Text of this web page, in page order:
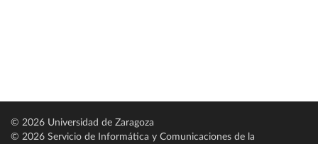
© 2026 Universidad de Zaragoza
© 2026 Servicio de Informática y Comunicaciones de la